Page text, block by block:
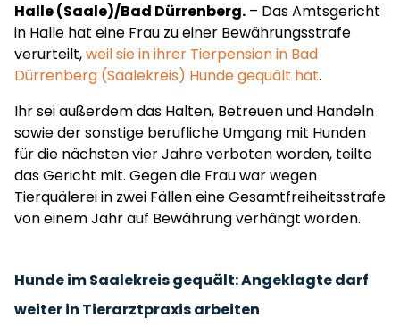
Halle (Saale)/Bad Dürrenberg. – Das Amtsgericht
in Halle hat eine Frau zu einer Bewährungsstrafe
verurteilt,weil sie in ihrer Tierpension in Bad
Dürrenberg (Saalekreis) Hunde gequält hat.
Ihr sei außerdem das Halten, Betreuen und Handeln
sowie der sonstige berufliche Umgang mit Hunden
für die nächsten vier Jahre verboten worden, teilte
das Gericht mit. Gegen die Frau war wegen
Tierquälerei in zwei Fällen eine Gesamtfreiheitsstrafe
von einem Jahr auf Bewährung verhängt worden.
Hunde im Saalekreis gequält: Angeklagte darf
weiter in Tierarztpraxis arbeiten